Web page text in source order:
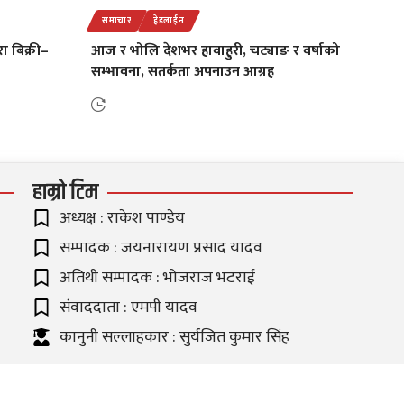
बिक्री–
समाचार हेडलाईन
आज र भोलि देशभर हावाहुरी, चट्याङ र वर्षाको
सम्भावना, सतर्कता अपनाउन आग्रह
हाम्रो टिम
अध्यक्ष : राकेश पाण्डेय
सम्पादक : जयनारायण प्रसाद यादव
अतिथी सम्पादक : भोजराज भटराई
संवाददाता : एमपी यादव
कानुनी सल्लाहकार : सुर्यजित कुमार सिंह